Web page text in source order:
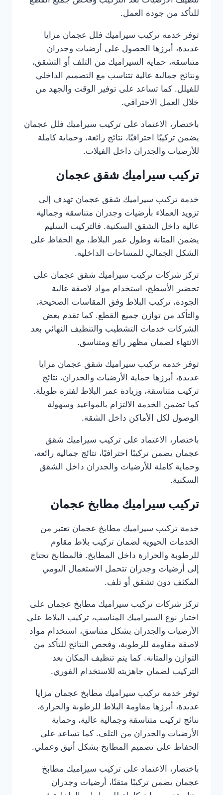
للتأكد من جودة العمل.
توفر خدمة تركيب سيراميك فلل عجمان مزايا
عديدة، أبرزها الحصول على أرضيات وجدران
متناسقة، حماية السيراميك من التلف أو التشقق،
ونتائج جمالية عالية تتناسب مع التصميم الداخلي
للفيلل. كما تساعد على توفير الوقت والجهد من
خلال العمل الاحترافي.
باختصار، الاعتماد على تركيب سيراميك فلل عجمان
يضمن تركيبًا احترافيًا، نتائج رائعة، وحماية كاملة
للأرضيات والجدران داخل الفيلات.
تركيب سيراميك شقق عجمان
خدمة تركيب سيراميك شقق عجمان تهدف إلى
تزويد العملاء بأرضيات وجدران متناسقة وجمالية
عالية داخل الشقق السكنية. فالتركيب السليم
يضمن المتانة وطول عمر البلاط، مع الحفاظ على
الشكل الجمالي للمساحات الداخلية.
تركز شركات تركيب سيراميك شقق عجمان على
تحضير الأسطح، استخدام مواد لاصقة عالية
الجودة، تركيب البلاط وفق المقاسات الصحيحة،
والتأكد من توازن جميع القطع. كما تقدم بعض
الشركات خدمات التشطيب والتنظيف النهائي بعد
الانتهاء لضمان مظهر رائع ومتناسق.
توفر خدمة تركيب سيراميك شقق عجمان مزايا
عديدة، أبرزها حماية الأرضيات والجدران، نتائج
تركيب متناسقة، وزيادة عمر البلاط لفترة طويلة.
كما تضمن الخدمة الالتزام بالمواعيد وسهولة
الوصول لكل الأماكن داخل الشقة.
باختصار، الاعتماد على تركيب سيراميك شقق
عجمان يضمن تركيبًا احترافيًا، نتائج جمالية رائعة،
وحماية كاملة للأرضيات والجدران داخل الشقق
السكنية.
تركيب سيراميك مطابخ عجمان
خدمة تركيب سيراميك مطابخ عجمان تعتبر من
الخدمات الحيوية لضمان تركيب بلاط مقاوم
للرطوبة والحرارة داخل المطابخ. فالمطابخ تحتاج
إلى أرضيات وجدران تتحمل الاستعمال اليومي
المكثف دون تشقق أو تلف.
تركز شركات تركيب سيراميك مطابخ عجمان على
اختيار نوع السيراميك المناسب، تركيب البلاط على
الأرضيات والجدران بشكل متناسق، استخدام مواد
لاصقة مقاومة للرطوبة، وفحص النتائج للتأكد من
التوازن والمتانة. كما يتم تنظيف المكان بعد
التركيب لضمان جاهزيته للاستخدام الفوري.
توفر خدمة تركيب سيراميك مطابخ عجمان مزايا
عديدة، أبرزها مقاومة البلاط للرطوبة والحرارة،
نتائج تركيب متناسقة وجمالية عالية، وحماية
الأرضيات والجدران من التلف. كما تساعد على
الحفاظ على تصميم المطابخ بشكل أنيق وعملي.
باختصار، الاعتماد على تركيب سيراميك مطابخ
عجمان يضمن تركيبًا متقنًا، أرضيات وجدران